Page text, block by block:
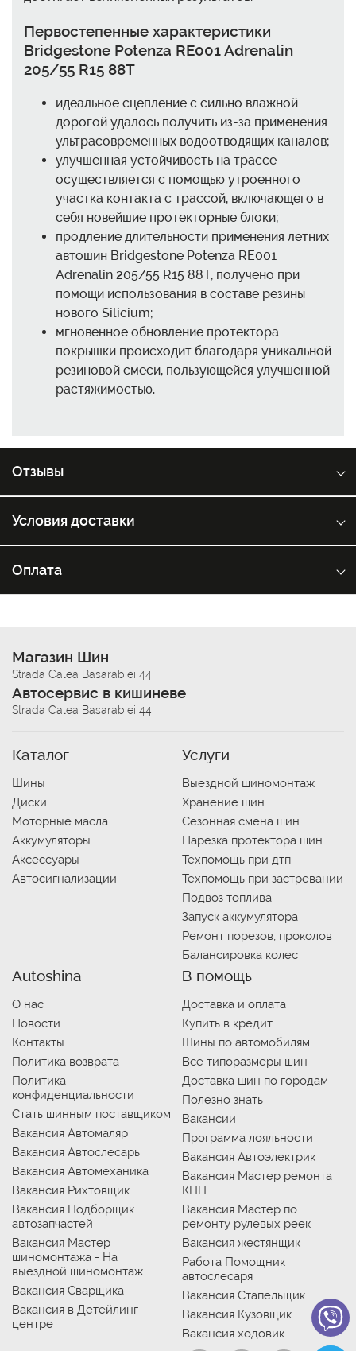
Первостепенные характеристики
Bridgestone Potenza RE001 Adrenalin
205/55 R15 88T
идеальное сцепление с сильно влажной
дорогой удалось получить из-за применения
ультрасовременных водоотводящих каналов;
улучшенная устойчивость на трассе
осуществляется с помощью утроенного
участка контакта с трассой, включающего в
себя новейшие протекторные блоки;
продление длительности применения летних
автошин Bridgestone Potenza RE001
Adrenalin 205/55 R15 88T, получено при
помощи использования в составе резины
нового Silicium;
мгновенное обновление протектора
покрышки происходит благодаря уникальной
резиновой смеси, пользующейся улучшенной
растяжимостью.
Отзывы
Условия доставки
Оплата
Магазин Шин
Strada Calea Basarabiei 44
Автосервис в кишиневе
Strada Calea Basarabiei 44
Каталог
Шины
Диски
Моторные масла
Аккумуляторы
Аксессуары
Автосигнализации
Услуги
Выездной шиномонтаж
Хранение шин
Сезонная смена шин
Нарезка протектора шин
Техпомощь при дтп
Техпомощь при застревании
Подвоз топлива
Запуск аккумулятора
Ремонт порезов, проколов
Балансировка колес
Autoshina
О нас
Новости
Контакты
Политика возврата
Политика
конфиденциальности
Стать шинным поставщиком
Вакансия Автомаляр
Вакансия Автослесарь
Вакансия Автомеханика
Вакансия Рихтовщик
Вакансия Подборщик
автозапчастей
Вакансия Мастер
шиномонтажа - На
выездной шиномонтаж
Вакансия Сварщика
Вакансия в Детейлинг
центре
В помощь
Доставка и оплата
Купить в кредит
Шины по автомобилям
Все типоразмеры шин
Доставка шин по городам
Полезно знать
Вакансии
Программа лояльности
Вакансия Автоэлектрик
Вакансия Мастер ремонта
КПП
Вакансия Мастер по
ремонту рулевых реек
Вакансия жестянщик
Работа Помощник
автослесаря
Вакансия Стапельщик
Вакансия Кузовщик
Вакансия ходовик